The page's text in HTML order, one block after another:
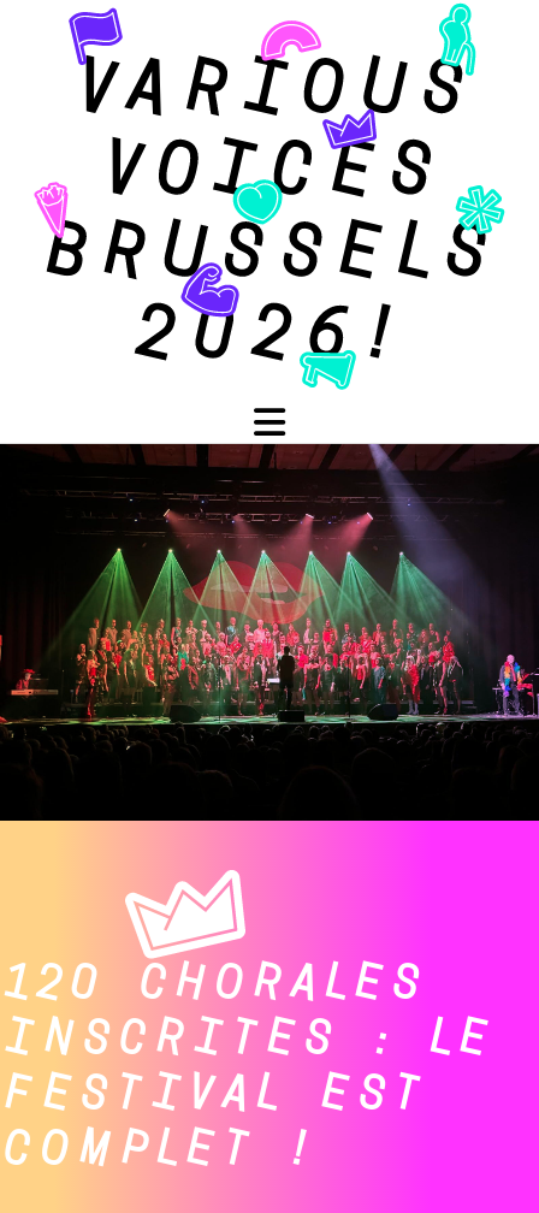
120 CHORALES
INSCRITES : LE
FESTIVAL EST
COMPLET !